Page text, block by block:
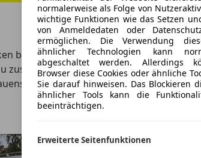
normalerweise als Folge von
wichtige Funktionen wie das Setzen
von Anmeldedaten oder
ermöglichen. Die Verwendung
ähnlicher Technologien kann
abgeschaltet werden. Allerdings
Browser diese Cookies oder ähnliche
Sie darauf hinweisen. Das Blockieren
ähnlicher Tools kann die
beeinträchtigen.
Erweiterte Seitenfunktionen
beim Autokauf und/oder -verkauf
zuschlägst, solltest du genau
Verkäuferüber
kaufen ganz